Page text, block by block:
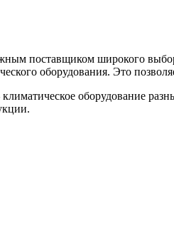
поставщиком широкого
оборудования. Это
оборудование